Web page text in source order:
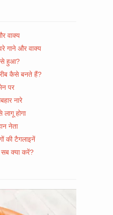
वाक्य
गाने और वाक्य
हुआ?
कैसे बनते हैं?
पर
नारे
होगा
नेता
की टैगलाइनें
सब क्या करें?